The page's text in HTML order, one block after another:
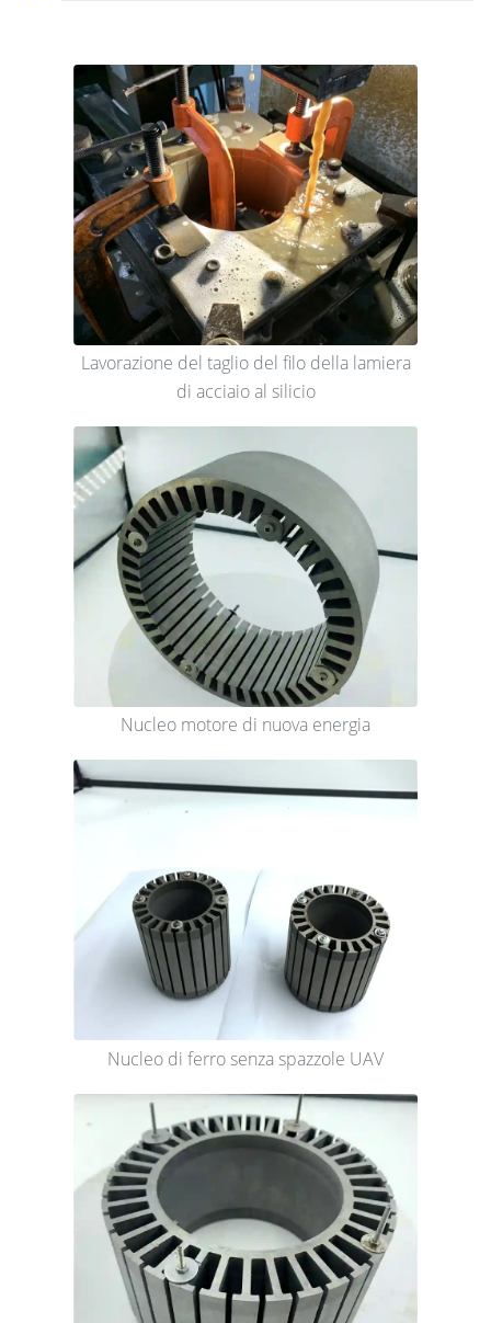
Lavorazione del taglio del filo della lamiera
di acciaio al silicio
Nucleo motore di nuova energia
Nucleo di ferro senza spazzole UAV